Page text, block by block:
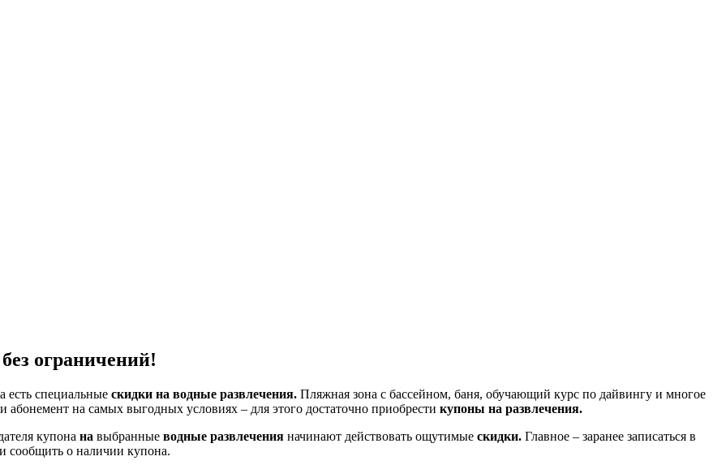
ограничений!
есть специальные скидки на водные развлечения. Пляжная зона с бассейном, баня, обучающий курс по дайвингу и многое
абонемент на самых выгодных условиях – для этого достаточно приобрести купоны на развлечения.
купона на выбранные водные развлечения начинают действовать ощутимые скидки. Главное – заранее записаться в
сообщить о наличии купона.